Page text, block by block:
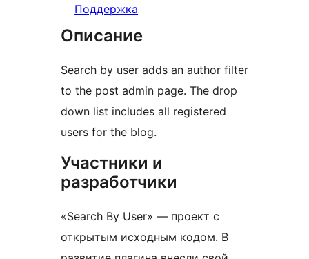
Поддержка
Описание
Search by user adds an author filter
to the post admin page. The drop
down list includes all registered
users for the blog.
Участники и
разработчики
«Search By User» — проект с
открытым исходным кодом. В